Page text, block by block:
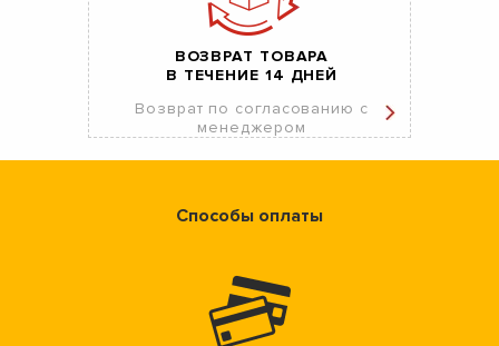
ВОЗВРАТ ТОВАРА
В ТЕЧЕНИЕ 14 ДНЕЙ
Возврат по согласованию с
менеджером
Способы оплаты